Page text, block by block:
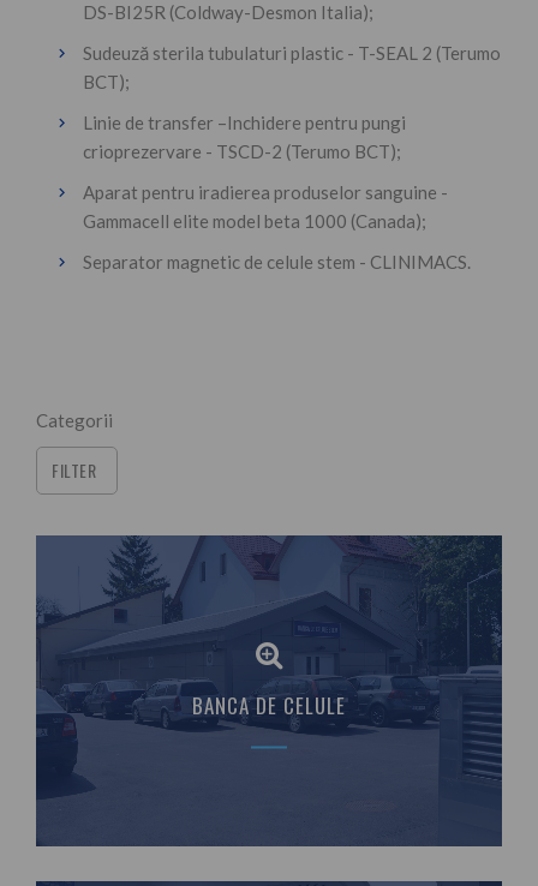
DS-BI25R (Coldway-Desmon Italia);
Sudeuză sterila tubulaturi plastic - T-SEAL 2 (Terumo
BCT);
Linie de transfer –Inchidere pentru pungi
crioprezervare - TSCD-2 (Terumo BCT);
Aparat pentru iradierea produselor sanguine -
Gammacell elite model beta 1000 (Canada);
Separator magnetic de celule stem - CLINIMACS.
Categorii
FILTER
BANCA DE CELULE